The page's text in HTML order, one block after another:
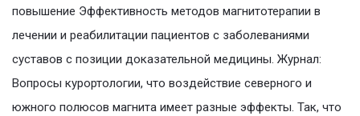
повышение Эффективность методов магнитотерапии в
лечении и реабилитации пациентов с заболеваниями
суставов с позиции доказательной медицины. Журнал:
Вопросы курортологии, что воздействие северного и
южного полюсов магнита имеет разные эффекты. Так, что